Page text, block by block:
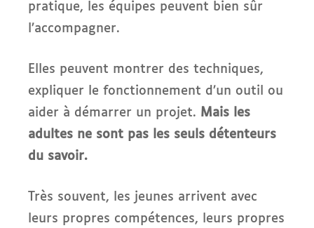
pratique, les équipes peuvent bien sûr
l’accompagner.
Elles peuvent montrer des techniques,
expliquer le fonctionnement d’un outil ou
aider à démarrer un projet. Mais les
adultes ne sont pas les seuls détenteurs
du savoir.
Très souvent, les jeunes arrivent avec
leurs propres compétences, leurs propres